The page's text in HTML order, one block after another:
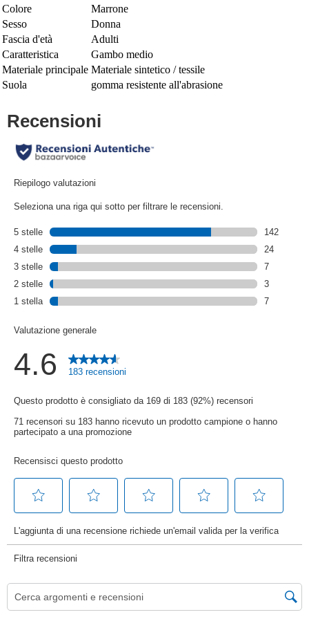
Colore
Marrone
Sesso
Donna
Fascia d'età
Adulti
Caratteristica
Gambo medio
Materiale principale Materiale sintetico / tessile
Suola
gomma resistente all'abrasione